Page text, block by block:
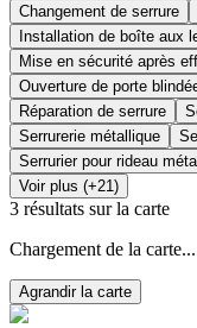
Changement de serrure
Installation de boîte aux
Mise en sécurité après
Ouverture de porte
Réparation de serrure
Serrurerie métallique
Serrurier pour rideau
Voir plus (+21)
3 résultats sur la carte
Chargement de la carte...
Agrandir la carte